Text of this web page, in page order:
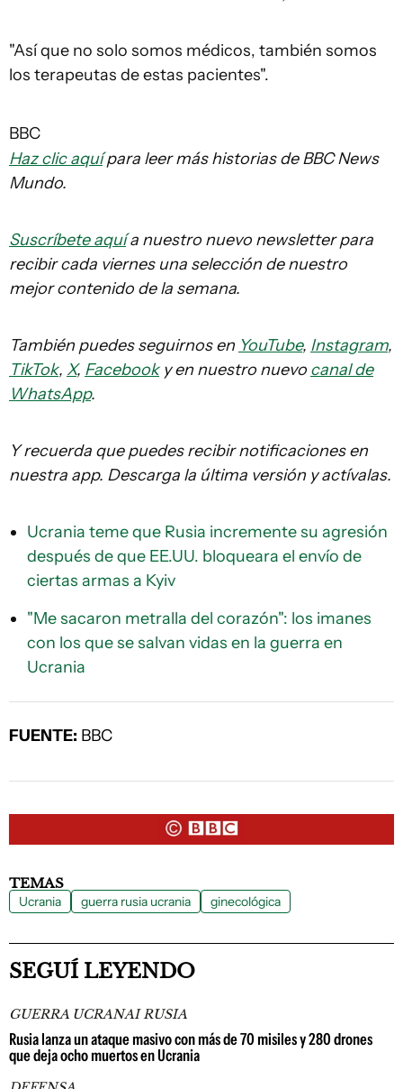
"Así que no solo somos médicos, también somos
los terapeutas de estas pacientes".
BBC
Haz clic aquípara leer más historias de BBC News
Mundo.
Suscríbete aquía nuestro nuevo newsletter para
recibir cada viernes una selección de nuestro
mejor contenido de la semana.
También puedes seguirnos en YouTube, Instagram,
TikTok, X, Facebooky en nuestro nuevo canal de
WhatsApp.
Y recuerda que puedes recibir notificaciones en
nuestra app. Descarga la última versión y actívalas.
Ucrania teme que Rusia incremente su agresión
después de que EE.UU. bloqueara el envío de
ciertas armas a Kyiv
"Me sacaron metralla del corazón": los imanes
con los que se salvan vidas en la guerra en
Ucrania
FUENTE: BBC
TEMAS
Ucrania guerra rusia ucrania ginecológica
SEGUÍ LEYENDO
GUERRA UCRANAI RUSIA
Rusia lanza un ataque masivo con más de 70 misiles y 280 drones
que deja ocho muertos en Ucrania